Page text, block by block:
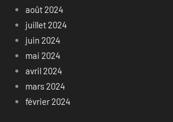
août 2024
juillet 2024
juin 2024
mai 2024
avril 2024
mars 2024
février 2024